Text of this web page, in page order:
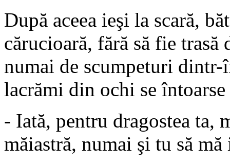
După aceea ieşi la scară,
cărucioară, fără să fie trasă
numai de scumpeturi
lacrămi din ochi se
- Iată, pentru dragostea ta,
măiastră, numai şi tu să